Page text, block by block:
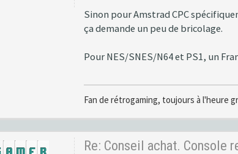
Sinon pour Amstrad CPC
ça demande un peu de bricolage.
Pour NES/SNES/N64 et PS1, un
Fan de rétrogaming, toujours à l'heure
Re: Conseil achat. Console